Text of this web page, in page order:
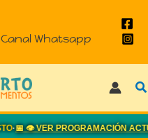
Canal Whatsapp